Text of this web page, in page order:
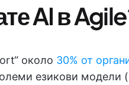
AI в
около 30% от
езикови модели